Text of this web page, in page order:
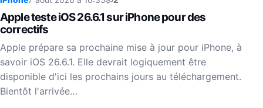
Apple teste iOS 26.6.1 sur iPhone pour des
correctifs
Apple prépare sa prochaine mise à jour pour iPhone, à
savoir iOS 26.6.1. Elle devrait logiquement être
disponible d'ici les prochains jours au téléchargement.
Bientôt l'arrivée…